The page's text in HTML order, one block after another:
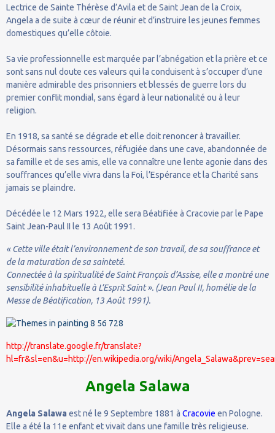
Lectrice de Sainte Thérèse d’Avila et de Saint Jean de la Croix,
Angela a de suite à cœur de réunir et d’instruire les jeunes femmes
domestiques qu’elle côtoie.
Sa vie professionnelle est marquée par l’abnégation et la prière et ce
sont sans nul doute ces valeurs qui la conduisent à s’occuper d’une
manière admirable des prisonniers et blessés de guerre lors du
premier conflit mondial, sans égard à leur nationalité ou à leur
religion.
En 1918, sa santé se dégrade et elle doit renoncer à travailler.
Désormais sans ressources, réfugiée dans une cave, abandonnée de
sa famille et de ses amis, elle va connaître une lente agonie dans des
souffrances qu’elle vivra dans la Foi, l’Espérance et la Charité sans
jamais se plaindre.
Décédée le 12 Mars 1922, elle sera Béatifiée à Cracovie par le Pape
Saint Jean-Paul II le 13 Août 1991.
« Cette ville était l’environnement de son travail, de sa souffrance et
de la maturation de sa sainteté.
Connectée à la spiritualité de Saint François d’Assise, elle a montré une
sensibilité inhabituelle à L’Esprit Saint ». (Jean Paul II, homélie de la
Messe de Béatification, 13 Août 1991).
http://translate.google.fr/translate?
hl=fr&sl=en&u=http://en.wikipedia.org/wiki/
Angela Salawa
Angela Salawa est né le 9 Septembre 1881 à Cracovie en Pologne.
Elle a été la 11e enfant et vivait dans une famille très religieuse.